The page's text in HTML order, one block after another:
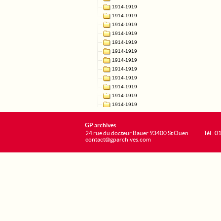
GP archives
24 rue du docteur Bauer 93400 St Ouen
contact@gparchives.com
Tél :